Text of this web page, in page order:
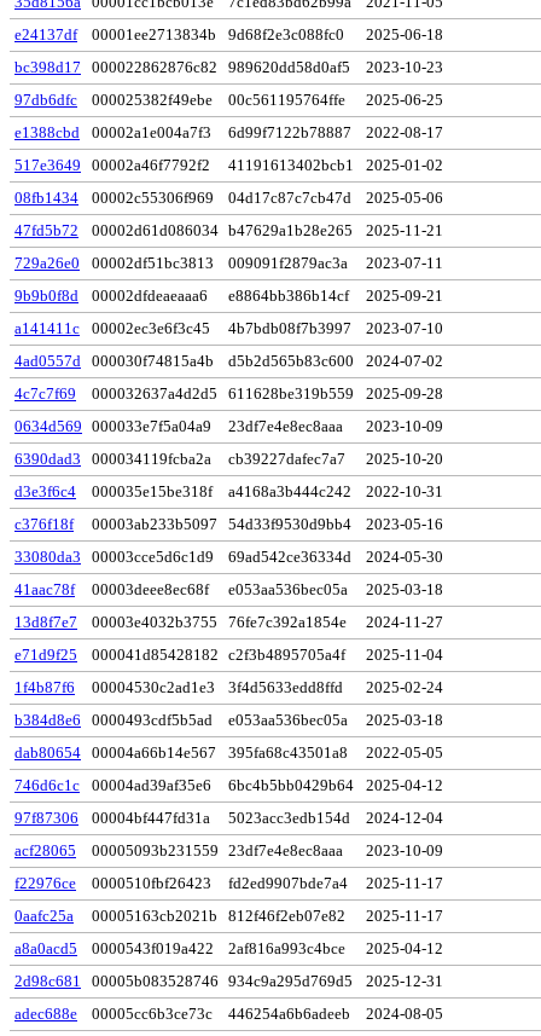
e24137df
00001ee2713834b 9d68f2e3c088fc0
2025-06-18
bc398d17
000022862876c82 989620dd58d0af5
2023-10-23
97db6dfc
000025382f49ebe 00c561195764ffe
2025-06-25
e1388cbd
00002a1e004a7f3 6d99f7122b78887
2022-08-17
517e3649
00002a46f7792f2 41191613402bcb1
2025-01-02
08fb1434
00002c55306f969 04d17c87c7cb47d
2025-05-06
47fd5b72
00002d61d086034 b47629a1b28e265
2025-11-21
729a26e0
00002df51bc3813 009091f2879ac3a
2023-07-11
9b9b0f8d
00002dfdeaeaaa6 e8864bb386b14cf
2025-09-21
a141411c
00002ec3e6f3c45 4b7bdb08f7b3997
2023-07-10
4ad0557d 000030f74815a4b d5b2d565b83c600
2024-07-02
4c7c7f69
000032637a4d2d5 611628be319b559
2025-09-28
0634d569 000033e7f5a04a9 23df7e4e8ec8aaa
2023-10-09
6390dad3
000034119fcba2a cb39227dafec7a7
2025-10-20
d3e3f6c4
000035e15be318f a4168a3b444c242
2022-10-31
c376f18f
00003ab233b5097 54d33f9530d9bb4
2023-05-16
33080da3
00003cce5d6c1d9 69ad542ce36334d
2024-05-30
41aac78f
00003deee8ec68f e053aa536bec05a
2025-03-18
13d8f7e7
00003e4032b3755 76fe7c392a1854e
2024-11-27
e71d9f25
000041d85428182 c2f3b4895705a4f
2025-11-04
1f4b87f6
00004530c2ad1e3 3f4d5633edd8ffd
2025-02-24
b384d8e6
0000493cdf5b5ad e053aa536bec05a
2025-03-18
dab80654 00004a66b14e567 395fa68c43501a8
2022-05-05
746d6c1c
00004ad39af35e6 6bc4b5bb0429b64
2025-04-12
97f87306
00004bf447fd31a 5023acc3edb154d
2024-12-04
acf28065
00005093b231559 23df7e4e8ec8aaa
2023-10-09
f22976ce
0000510fbf26423 fd2ed9907bde7a4
2025-11-17
0aafc25a
00005163cb2021b 812f46f2eb07e82
2025-11-17
a8a0acd5
0000543f019a422 2af816a993c4bce
2025-04-12
2d98c681
00005b083528746 934c9a295d769d5
2025-12-31
adec688e
00005cc6b3ce73c 446254a6b6adeeb
2024-08-05